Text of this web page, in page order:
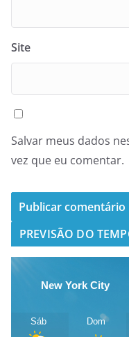
Site
Salvar meus dados
vez que eu comentar.
PREVISÃO DO
New York City
Sáb Dom